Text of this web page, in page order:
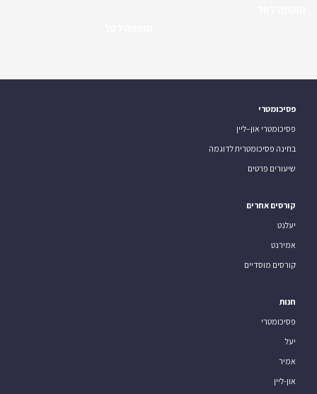
פסיכומטרי
פסיכומטרי און–ליין
בחינה פסיכומטרית לדוגמה
שיעורים פרטים
קורסים אחרים
יעלנט
אמירנט
קורסים מוסדיים
חנות
פסיכומטרי
יעל
אמיר
און-ליין